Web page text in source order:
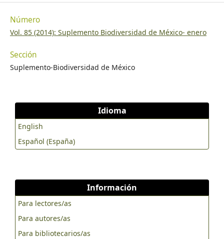
Número
Vol. 85 (2014): Suplemento Biodiversidad de México- enero
Sección
Suplemento-Biodiversidad de México
Idioma
English
Español (España)
Información
Para lectores/as
Para autores/as
Para bibliotecarios/as